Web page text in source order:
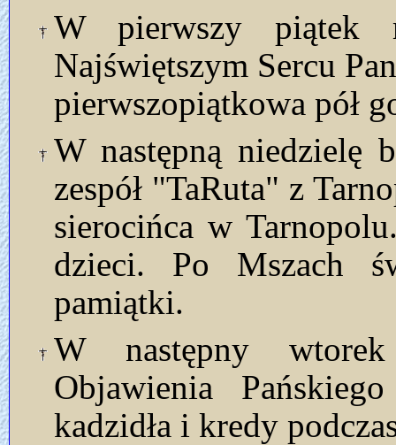
W pierwszy piątek
Najświętszym Sercu
pierwszopiątkowa pół
W następną niedzielę
zespół "TaRuta" z
sierocińca w
dzieci. Po Mszach
pamiątki.
W następny
Objawienia
kadzidła i kredy